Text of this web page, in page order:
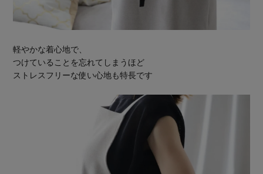
軽やかな着心地で、
つけていることを忘れてしまうほど
ストレスフリーな使い心地も特長です